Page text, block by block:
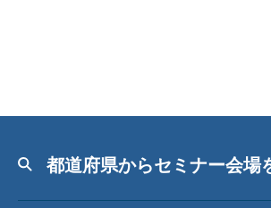
都道府県からセミナー会場